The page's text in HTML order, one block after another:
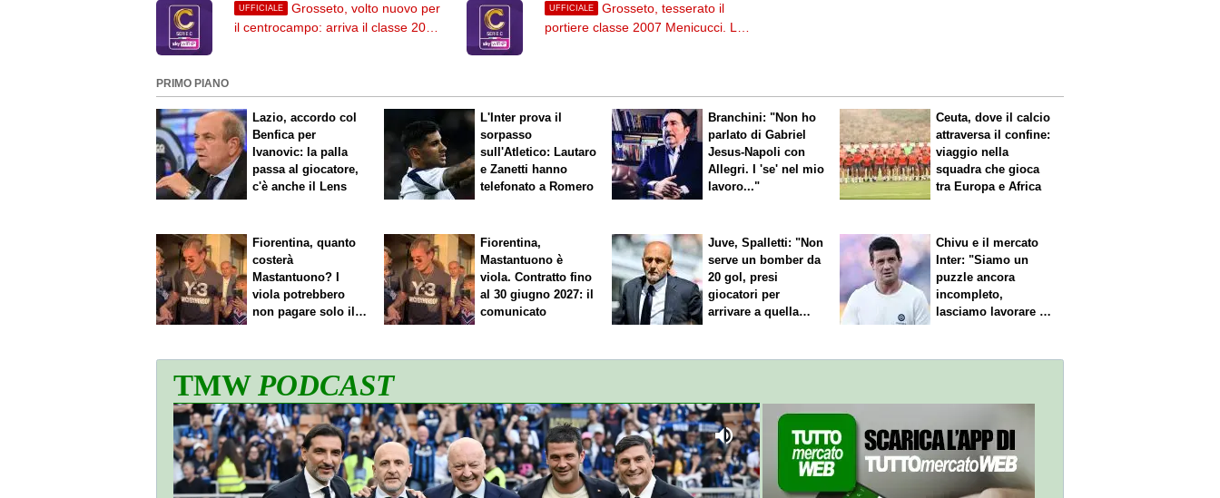
UFFICIALE
Grosseto, volto nuovo per
il centrocampo: arriva il classe 2007
UFFICIALE
Grosseto, tesserato il
portiere classe 2007 Menicucci. Lo
PRIMO PIANO
Lazio, accordo col
Benfica per
Ivanovic: la palla
passa al giocatore,
c'è anche il Lens
L'Inter prova il
sorpasso
sull'Atletico: Lautaro
e Zanetti hanno
telefonato a Romero
Branchini: "Non ho
parlato di Gabriel
Jesus-Napoli con
Allegri. I 'se' nel mio
lavoro..."
Ceuta, dove il calcio
attraversa il confine:
viaggio nella
squadra che gioca
tra Europa e Africa
Fiorentina, quanto
costerà
Mastantuono? I
viola potrebbero
non pagare solo il
Fiorentina,
Mastantuono è
viola. Contratto fino
al 30 giugno 2027: il
comunicato
Juve, Spalletti: "Non
serve un bomber da
20 gol, presi
giocatori per
arrivare a quella
Chivu e il mercato
Inter: "Siamo un
puzzle ancora
incompleto,
lasciamo lavorare i
TMWPODCAST